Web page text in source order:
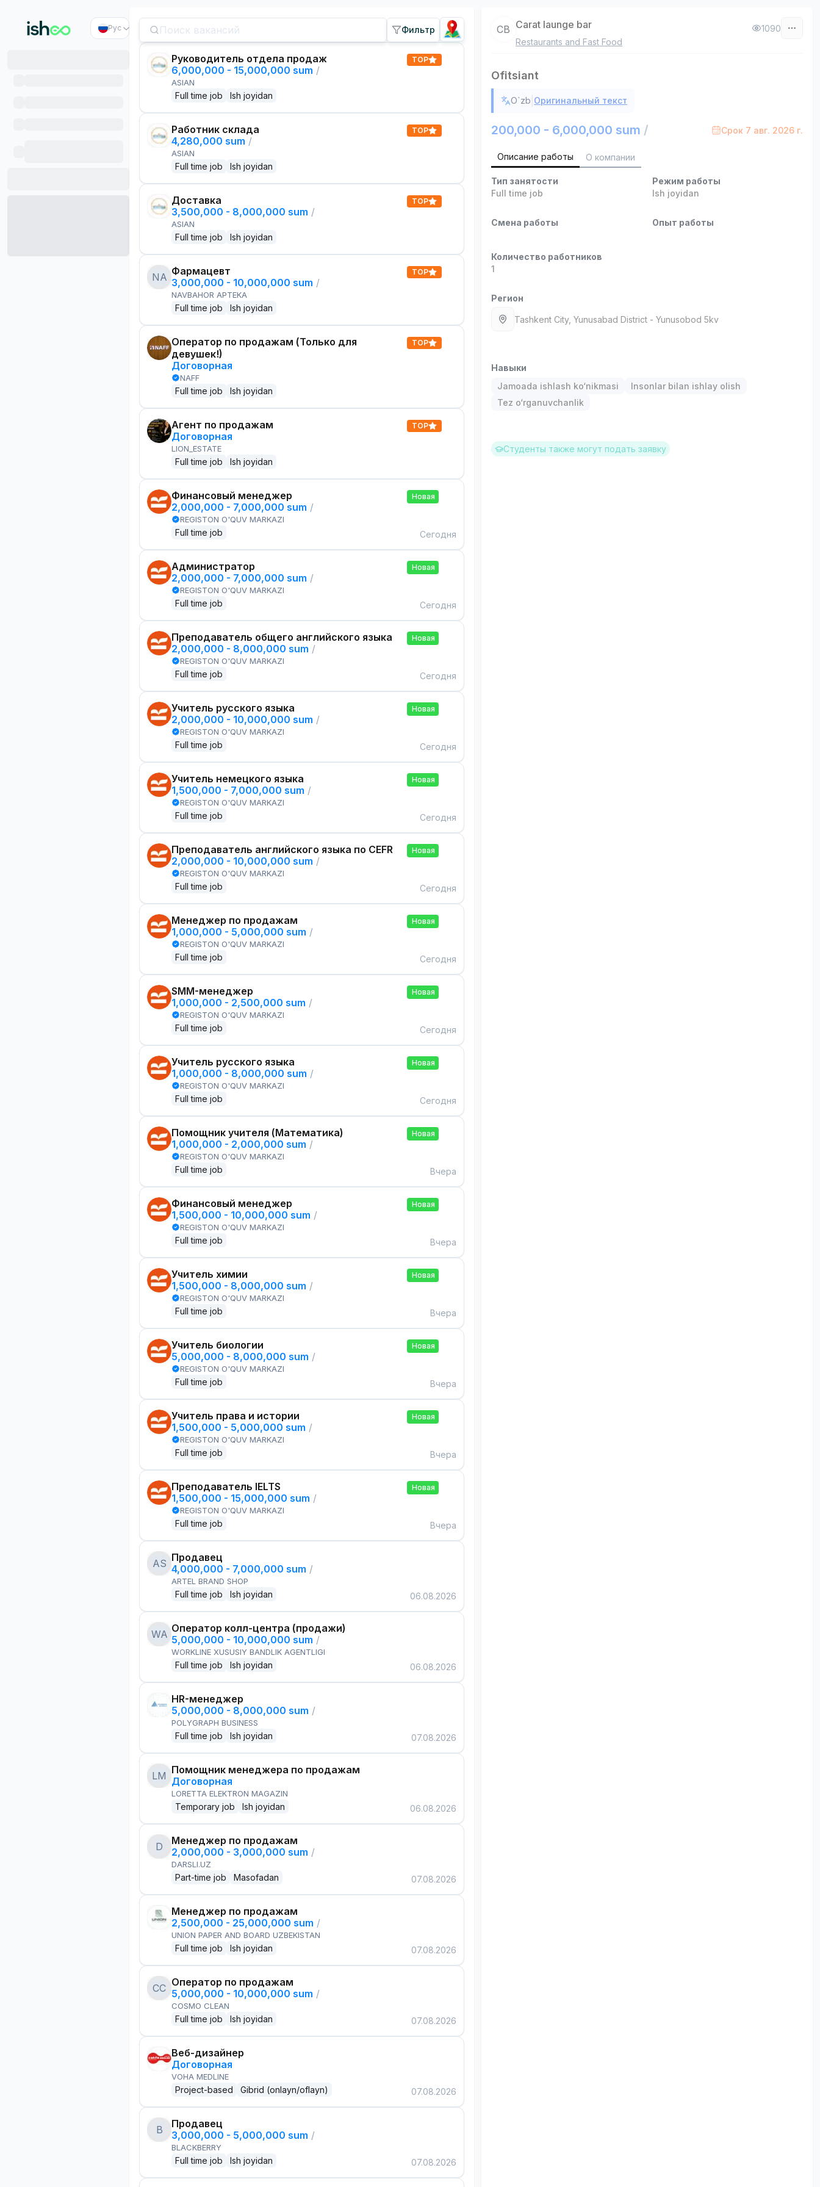
Рус Фильтр
Руководитель отдела продаж
6,000,000 - 15,000,000 sum /
ASIAN
Full time job Ish joyidan
TOP
Работник склада
4,280,000 sum /
ASIAN
Full time job Ish joyidan
TOP
Доставка
3,500,000 - 8,000,000 sum /
ASIAN
Full time job Ish joyidan
TOP
NA Фармацевт
3,000,000 - 10,000,000 sum /
NAVBAHOR APTEKA
Full time job Ish joyidan
TOP
Оператор по продажам (Только для
девушек!)
Договорная
NAFF
Full time job Ish joyidan
TOP
Агент по продажам
Договорная
LION_ESTATE
Full time job Ish joyidan
TOP
Финансовый менеджер
2,000,000 - 7,000,000 sum /
REGISTON O'QUV MARKAZI
Full time job
Новая
Сегодня
Администратор
2,000,000 - 7,000,000 sum /
REGISTON O'QUV MARKAZI
Full time job
Новая
Сегодня
Преподаватель общего английского языка
2,000,000 - 8,000,000 sum /
REGISTON O'QUV MARKAZI
Full time job
Новая
Сегодня
Учитель русского языка
2,000,000 - 10,000,000 sum /
REGISTON O'QUV MARKAZI
Full time job
Новая
Сегодня
Учитель немецкого языка
1,500,000 - 7,000,000 sum /
REGISTON O'QUV MARKAZI
Full time job
Новая
Сегодня
Преподаватель английского языка по CEFR
2,000,000 - 10,000,000 sum /
REGISTON O'QUV MARKAZI
Full time job
Новая
Сегодня
Менеджер по продажам
1,000,000 - 5,000,000 sum /
REGISTON O'QUV MARKAZI
Full time job
Новая
Сегодня
SMM-менеджер
1,000,000 - 2,500,000 sum /
REGISTON O'QUV MARKAZI
Full time job
Новая
Сегодня
Учитель русского языка
1,000,000 - 8,000,000 sum /
REGISTON O'QUV MARKAZI
Full time job
Новая
Сегодня
Помощник учителя (Математика)
1,000,000 - 2,000,000 sum /
REGISTON O'QUV MARKAZI
Full time job
Новая
Вчера
Финансовый менеджер
1,500,000 - 10,000,000 sum /
REGISTON O'QUV MARKAZI
Full time job
Новая
Вчера
Учитель химии
1,500,000 - 8,000,000 sum /
REGISTON O'QUV MARKAZI
Full time job
Новая
Вчера
Учитель биологии
5,000,000 - 8,000,000 sum /
REGISTON O'QUV MARKAZI
Full time job
Новая
Вчера
Учитель права и истории
1,500,000 - 5,000,000 sum /
REGISTON O'QUV MARKAZI
Full time job
Новая
Вчера
Преподаватель IELTS
1,500,000 - 15,000,000 sum /
REGISTON O'QUV MARKAZI
Full time job
Новая
Вчера
AS Продавец
4,000,000 - 7,000,000 sum /
ARTEL BRAND SHOP
Full time job Ish joyidan 06.08.2026
WA Оператор колл-центра (продажи)
5,000,000 - 10,000,000 sum /
WORKLINE XUSUSIY BANDLIK AGENTLIGI
Full time job Ish joyidan 06.08.2026
HR-менеджер
5,000,000 - 8,000,000 sum /
POLYGRAPH BUSINESS
Full time job Ish joyidan 07.08.2026
LM Помощник менеджера по продажам
Договорная
LORETTA ELEKTRON MAGAZIN
Temporary job Ish joyidan 06.08.2026
D
Менеджер по продажам
2,000,000 - 3,000,000 sum /
DARSLI.UZ
Part-time job Masofadan 07.08.2026
Менеджер по продажам
2,500,000 - 25,000,000 sum /
UNION PAPER AND BOARD UZBEKISTAN
Full time job Ish joyidan 07.08.2026
CC Оператор по продажам
5,000,000 - 10,000,000 sum /
COSMO CLEAN
Full time job Ish joyidan 07.08.2026
Веб-дизайнер
Договорная
VOHA MEDLINE
Project-based Gibrid (onlayn/oflayn) 07.08.2026
B
Продавец
3,000,000 - 5,000,000 sum /
BLACKBERRY
Full time job Ish joyidan 07.08.2026
CB Carat launge bar
Restaurants and Fast Food
1090
Ofitsiant
O`zb Оригинальный текст
200,000 - 6,000,000 sum / Срок 7 авг. 2026 г.
Описание работы О компании
Тип занятости
Full time job
Режим работы
Ish joyidan
Смена работы Опыт работы
Количество работников
1
Регион
Tashkent City, Yunusabad District - Yunusobod 5kv
Навыки
Jamoada ishlash ko‘nikmasi
Insonlar bilan ishlay olish
Tez o‘rganuvchanlik
Студенты также могут подать заявку